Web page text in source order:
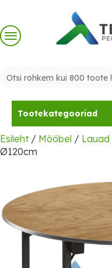
content
Tootekategooriad
Esileht/ Mööbel / Lauad
Ø120cm